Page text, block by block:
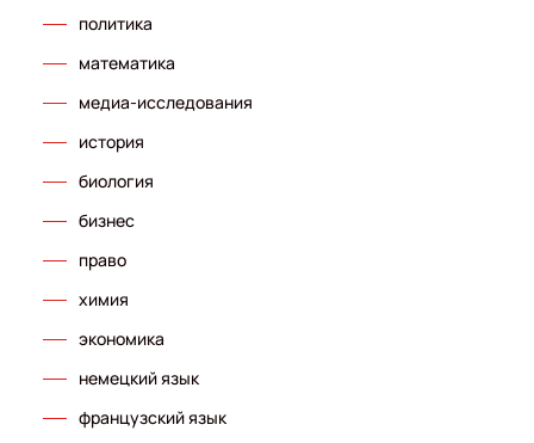
политика
математика
медиа-исследования
история
биология
бизнес
право
химия
экономика
немецкий язык
французский язык